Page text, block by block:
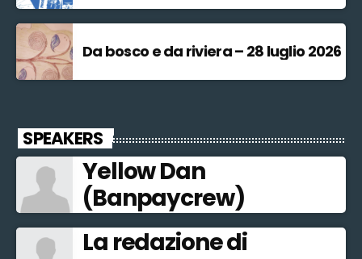
Da bosco e da riviera – 28 luglio 2026
SPEAKERS
Yellow Dan
(Banpaycrew)
La redazione di